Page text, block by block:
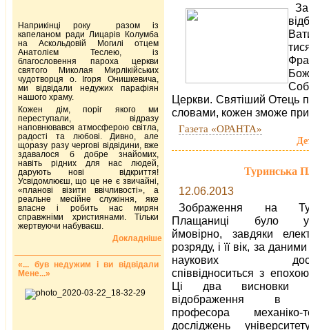
Церкви. Святіший Отець
словами, кожен зможе
Газета «ОРАНТА»
Туринська
12.06.2013
Зображення на
Плащаниці було
ймовірно, завдяки
розряду, і її вік, за
наукових
співвідноситься з
Ці два висновки
відображення в
професора механіко-
досліджень
Наприкінці року разом із
капеланом ради Лицарів Колумба
на Аскольдовій Могилі отцем
Анатолієм Теслею, із
благословення пароха церкви
святого Миколая Мирлікійських
чудотворця о. Ігоря Онишкевича,
ми відвідали недужих парафіян
нашого храму.
Кожен дім, поріг якого ми
переступали, відразу
наповнювався атмосферою світла,
радості та любові. Дивно, але
щоразу разу чергові відвідини, вже
здавалося б добре знайомих,
навіть рідних для нас людей,
дарують нові відкриття!
Усвідомлюєш, що це не є звичайні,
«планові візити ввічливості», а
реальне месійне служіння, яке
власне і робить нас мирян
справжніми християнами. Тільки
жертвуючи набуваєш.
Докладніше
«... був недужим і ви відвідали
Мене...»